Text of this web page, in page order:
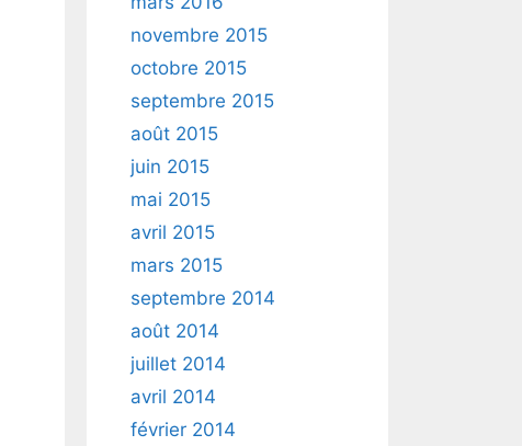
novembre 2015
octobre 2015
septembre 2015
août 2015
juin 2015
mai 2015
avril 2015
mars 2015
septembre 2014
août 2014
juillet 2014
avril 2014
février 2014